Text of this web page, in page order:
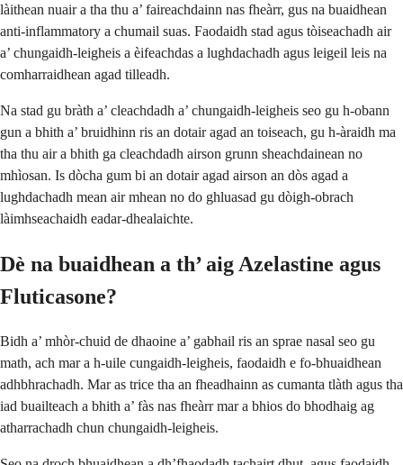
làithean nuair a tha thu a’ faireachdainn nas fheàrr, gus na buaidhean
anti-inflammatory a chumail suas. Faodaidh stad agus tòiseachadh air
a’ chungaidh-leigheis a èifeachdas a lughdachadh agus leigeil leis na
comharraidhean agad tilleadh.
Na stad gu bràth a’ cleachdadh a’ chungaidh-leigheis seo gu h-obann
gun a bhith a’ bruidhinn ris an dotair agad an toiseach, gu h-àraidh ma
tha thu air a bhith ga cleachdadh airson grunn sheachdainean no
mhìosan. Is dòcha gum bi an dotair agad airson an dòs agad a
lughdachadh mean air mhean no do ghluasad gu dòigh-obrach
làimhseachaidh eadar-dhealaichte.
Dè na buaidhean a th’ aig Azelastine agus
Fluticasone?
Bidh a’ mhòr-chuid de dhaoine a’ gabhail ris an sprae nasal seo gu
math, ach mar a h-uile cungaidh-leigheis, faodaidh e fo-bhuaidhean
adhbhrachadh. Mar as trice tha an fheadhainn as cumanta tlàth agus tha
iad buailteach a bhith a’ fàs nas fheàrr mar a bhios do bhodhaig ag
atharrachadh chun chungaidh-leigheis.